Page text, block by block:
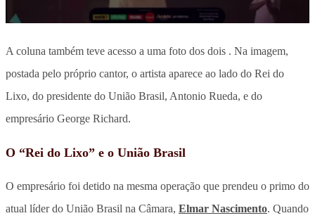
A coluna também teve acesso a uma foto dos dois . Na imagem,
postada pelo próprio cantor, o artista aparece ao lado do Rei do
Lixo, do presidente do União Brasil, Antonio Rueda, e do
empresário George Richard.
O “Rei do Lixo” e o União Brasil
O empresário foi detido na mesma operação que prendeu o primo do
atual líder do União Brasil na Câmara, Elmar Nascimento. Quando